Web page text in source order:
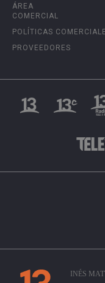
ÁREA
COMERCIAL
POLÍTICAS
PROVEEDORES
INÉS